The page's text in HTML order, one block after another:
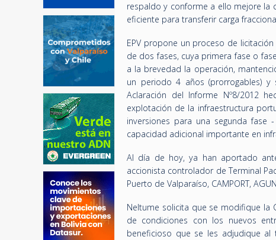
respaldo y conforme a ello mejore
eficiente para transferir carga
EPV propone un proceso de
de dos fases, cuya primera fase o
a la brevedad la operación,
un periodo 4 años (prorrogables) y
Aclaración del Informe Nº8/2012
explotación de la infraestructura
inversiones para una segunda
capacidad adicional importante en
Al día de hoy, ya han aportado
accionista controlador de Terminal
Puerto de Valparaíso, CAMPORT,
Neltume solicita que se modifique la
de condiciones con los nuevos
beneficioso que se les adjudique